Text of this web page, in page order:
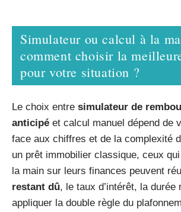
Simulateur ou calcul à la
comment choisir la
pour votre situation ?
Le choix entre simulateur de
anticipé et calcul manuel dépend de
face aux chiffres et de la complexité
un prêt immobilier classique, ceux
la main sur leurs finances peuvent
restant dû, le taux d’intérêt, la durée
appliquer la double règle du